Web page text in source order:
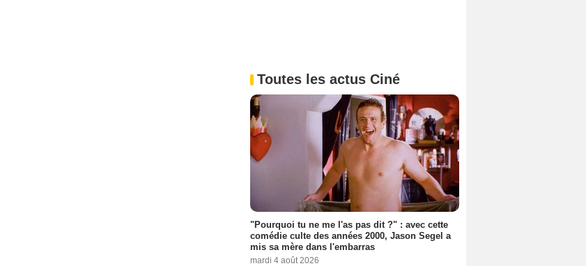
Toutes les actus Ciné
"Pourquoi tu ne me l'as pas dit ?" : avec cette
comédie culte des années 2000, Jason Segel a
mis sa mère dans l'embarras
mardi 4 août 2026